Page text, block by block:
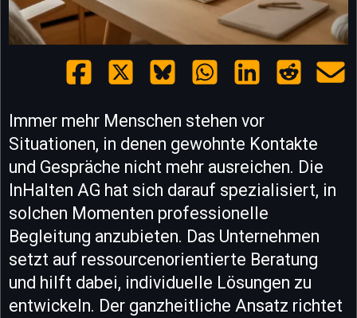
Immer mehr Menschen stehen vor
Situationen, in denen gewohnte Kontakte
und Gespräche nicht mehr ausreichen. Die
InHalten AG hat sich darauf spezialisiert, in
solchen Momenten professionelle
Begleitung anzubieten. Das Unternehmen
setzt auf ressourcenorientierte Beratung
und hilft dabei, individuelle Lösungen zu
entwickeln. Der ganzheitliche Ansatz richtet